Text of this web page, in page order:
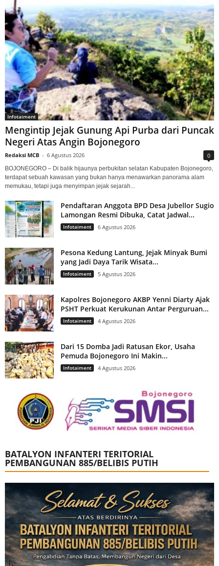
Infotaiment
Mengintip Jejak Gunung Api Purba dari Puncak
Negeri Atas Angin Bojonegoro
Redaksi MCB - 6 Agustus 2026 0
BOJONEGORO – Di balik hijaunya perbukitan selatan Kabupaten Bojonegoro,
terdapat sebuah kawasan yang bukan hanya menawarkan panorama alam
memukau, tetapi juga menyimpan jejak sejarah...
Pendaftaran Anggota BPD Desa Jubellor Sugio
Lamongan Resmi Dibuka, Catat Jadwal...
Infotaiment 6 Agustus 2026
Pesona Kedung Lantung, Jejak Minyak Bumi
yang Jadi Daya Tarik Wisata...
Infotaiment 5 Agustus 2026
Kapolres Bojonegoro AKBP Yenni Diarty Ajak
PSHT Perkuat Kerukunan Antar Perguruan...
Infotaiment 4 Agustus 2026
Dari 15 Domba Jadi Ratusan Ekor, Usaha
Pemuda Bojonegoro Ini Makin...
Infotaiment 4 Agustus 2026
BATALYON INFANTERI TERITORIAL
PEMBANGUNAN 885/BELIBIS PUTIH